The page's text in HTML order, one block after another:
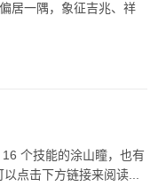
居一隅，象征吉兆、祥
个技能的涂山瞳，也有
点击下方链接来阅读...